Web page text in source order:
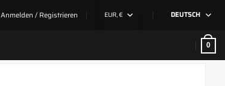
Anmelden / Registrieren EUR, € DEUTSCH
0